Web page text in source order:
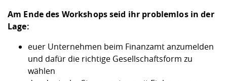
Am Ende des Workshops seid ihr problemlos in der
Lage:
euer Unternehmen beim Finanzamt anzumelden
und dafür die richtige Gesellschaftsform zu
wählen